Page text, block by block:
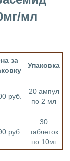
мл
за
Упаковка
руб.
20 ампул
по 2 мл
руб.
30
таблеток
по 10мг